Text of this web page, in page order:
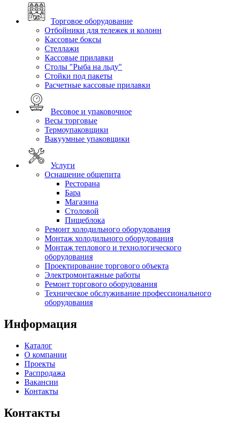
Торговое оборудование
Отбойники для тележек и колонн
Кассовые боксы
Стеллажи
Кассовые прилавки
Столы "Рыба на льду"
Стойки под пакеты
Расчетные кассовые прилавки
Весовое и упаковочное
Весы торговые
Термоупаковщики
Вакуумные упаковщики
Услуги
Оснащение общепита
Ресторана
Бара
Магазина
Столовой
Пищеблока
Ремонт холодильного оборудования
Монтаж холодильного оборудования
Монтаж теплового и технологического
оборудования
Проектирование торгового объекта
Электромонтажные работы
Ремонт торгового оборудования
Техническое обслуживание профессионального
оборудования
Информация
Каталог
О компании
Проекты
Распродажа
Вакансии
Контакты
Контакты